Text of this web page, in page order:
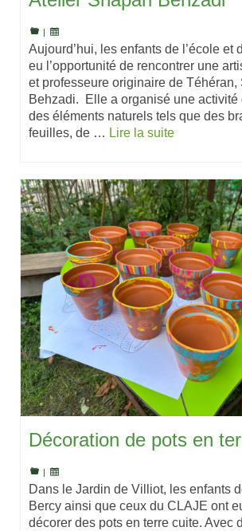
Aujourd’hui, les enfants de l’école et
eu l’opportunité de rencontrer une
et professeure originaire de Téhéran,
Behzadi. Elle a organisé une activité
des éléments naturels tels que des
feuilles, de … Lire la suite
Décoration de pots en
Dans le Jardin de Villiot, les enfants
Bercy ainsi que ceux du CLAJE ont
décorer des pots en terre cuite. Avec